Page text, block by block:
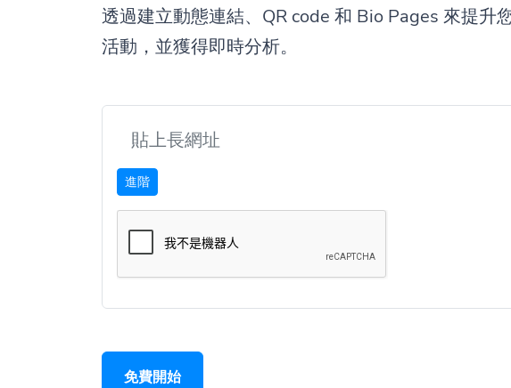
透過建立動態連結、QR code 和 Bio Pages 來提升
活動，並獲得即時分析。
進階
免費開始